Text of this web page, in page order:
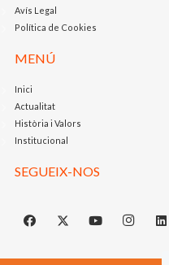
Avís Legal
Política de Cookies
MENÚ
Inici
Actualitat
Història i Valors
Institucional
SEGUEIX-NOS